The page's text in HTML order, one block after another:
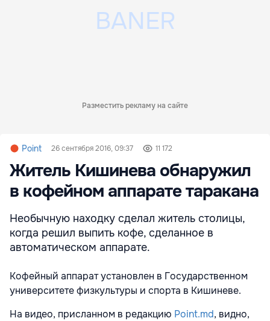
Разместить рекламу на сайте
Point 26 сентября 2016, 09:37 11 172
Житель Кишинева обнаружил
в кофейном аппарате таракана
Необычную находку сделал житель столицы,
когда решил выпить кофе, сделанное в
автоматическом аппарате.
Кофейный аппарат установлен в Государственном
университете физкультуры и спорта в Кишиневе.
На видео, присланном в редакцию Point.md, видно,